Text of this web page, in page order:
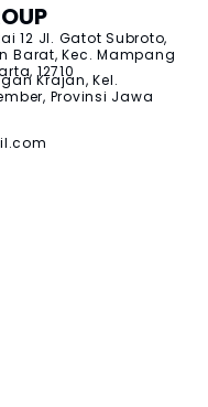
12 Jl. Gatot Subroto,
Barat, Kec. Mampang
12710
Krajan, Kel.
Provinsi Jawa